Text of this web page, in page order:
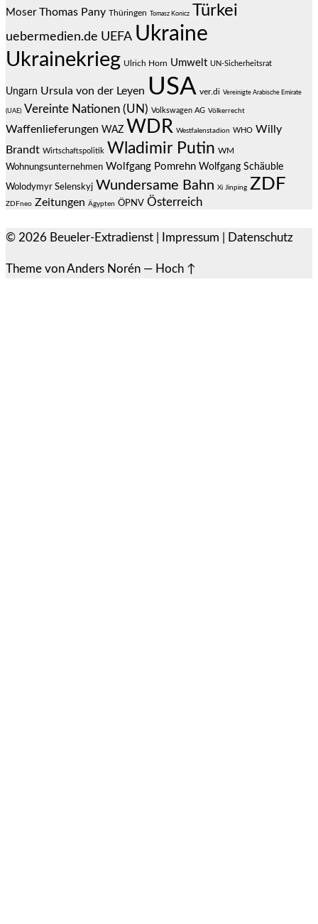
Moser Thomas Pany Thüringen Tomasz Konicz Türkei
uebermedien.de UEFA Ukraine
Ukrainekrieg Ulrich Horn Umwelt UN-Sicherheitsrat
Ungarn Ursula von der Leyen USA ver.di Vereinigte Arabische Emirate
(UAE) Vereinte Nationen (UN) Volkswagen AG Völkerrecht
Waffenlieferungen WAZ WDR Westfalenstadion WHO Willy
Brandt Wirtschaftspolitik Wladimir Putin WM
Wohnungsunternehmen Wolfgang Pomrehn Wolfgang Schäuble
Wolodymyr Selenskyj Wundersame Bahn Xi Jinping ZDF
ZDFneo Zeitungen Ägypten ÖPNV Österreich
© 2026 Beueler-Extradienst Impressum Datenschutz
Theme vonAnders Norén — Hoch ↑